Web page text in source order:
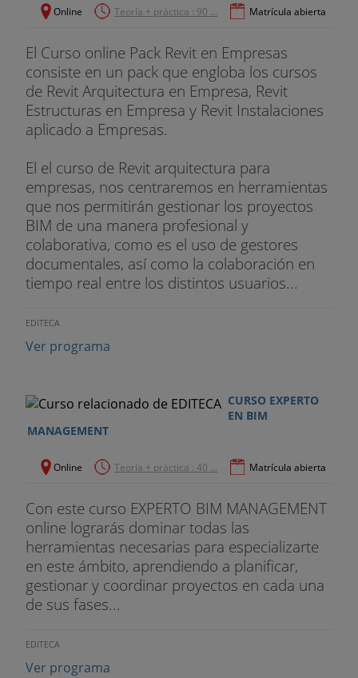
Luis Carlos de la Peña
- BIM Manager
- BIM Director en SB Soluciones BIM
- Arquitecto Técnico por la UBU.
Online Teoría + práctica : 90 ... Matrícula abierta
El Curso online Pack Revit en Empresas
consiste en un pack que engloba los cursos
de Revit Arquitectura en Empresa, Revit
Estructuras en Empresa y Revit Instalaciones
aplicado a Empresas.
El el curso de Revit arquitectura para
empresas, nos centraremos en herramientas
que nos permitirán gestionar los proyectos
BIM de una manera profesional y
colaborativa, como es el uso de gestores
documentales, así como la colaboración en
tiempo real entre los distintos usuarios...
EDITECA
Ver programa
CURSO EXPERTO
EN BIM
MANAGEMENT
Online Teoría + práctica : 40 ... Matrícula abierta
Con este curso EXPERTO BIM MANAGEMENT
online lograrás dominar todas las
herramientas necesarias para especializarte
en este ámbito, aprendiendo a planificar,
gestionar y coordinar proyectos en cada una
de sus fases...
EDITECA
Ver programa